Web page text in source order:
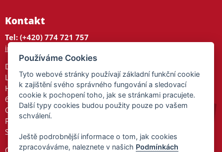
Kontakt
Tel: (+420) 774 721 757
info@tajnedarky.cz
Dárkové centrum
Legionářů 2
Hodonín
695 01
Otevřeno:
Po-Pá 9-17
So 9-11:30
Používáme Cookies
Tyto webové stránky používají základní funkční cookie
k zajištění svého správného fungování a sledovací
cookie k pochopení toho, jak se stránkami pracujete.
Další typy cookies budou použity pouze po vašem
schválení.
Ještě podrobnější informace o tom, jak cookies
zpracováváme, naleznete v našich Podmínkách